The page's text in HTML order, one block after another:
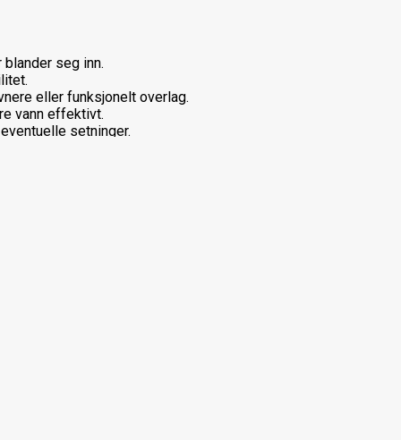
seg inn.
eller funksjonelt overlag.
vann effektivt.
setninger.